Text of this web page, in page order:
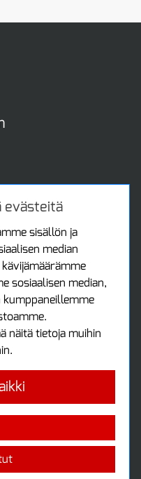
evästeitä
sisällön ja
median
sosiaalisen median,
kumppaneillemme
näitä tietoja muihin